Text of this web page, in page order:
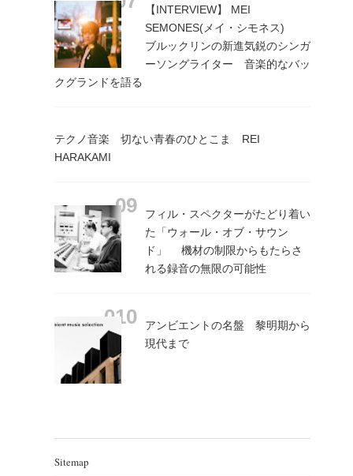
【INTERVIEW】 MEI
SEMONES(メイ・シモネス)
ブルックリンの新進気鋭のシンガ
ーソングライター 音楽的なバッ
クグランドを語る
テクノ音楽 切ない青春のひとこま REI
HARAKAMI
フィル・スペクターがたどり着い
た「ウォール・オブ・サウン
ド」 機材の制限からもたらさ
れる録音の無限の可能性
アンビエントの名盤 黎明期から
現代まで
Sitemap